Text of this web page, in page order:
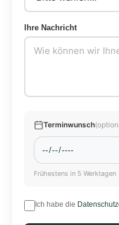
Ihre Nachricht
Terminwunsch
Frühestens in 5 Werktagen
Ich habe die